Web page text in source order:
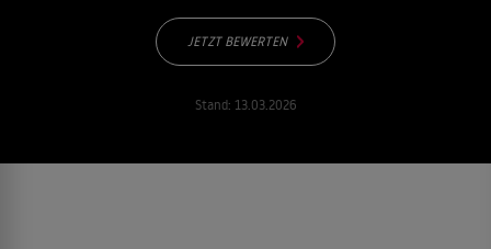
JETZT BEWERTEN
Stand: 13.03.2026